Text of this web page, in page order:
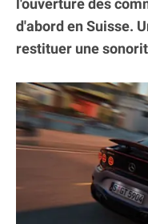
l'ouverture des
d'abord en Suisse.
restituer une